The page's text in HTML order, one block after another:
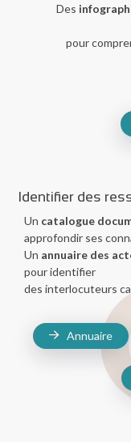
Des
pour
Identifier des
Un catalogue
approfondir ses
Un annuaire des
pour identifier
des interlocuteurs
Annuaire